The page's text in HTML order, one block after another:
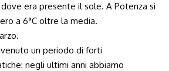
era presente il sole. A Potenza si
a 6°C oltre la media.
un periodo di forti
negli ultimi anni abbiamo